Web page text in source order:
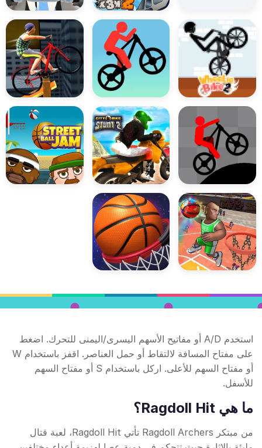
استخدم A/D أو مفاتيح الأسهم اليسرى/اليمنى للتحرك. اضغط
على مفتاح المسافة لالتقاط أو حمل العناصر. اقفز باستخدام W
أو مفتاح السهم للأعلى. اركل باستخدام S أو مفتاح السهم
للأسفل.
ما هي Ragdoll Hit؟
من مبتكر Ragdoll Archers تأتي Ragdoll Hit، لعبة قتال